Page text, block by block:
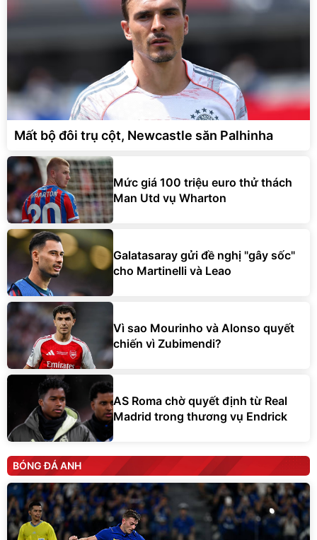
Mất bộ đôi trụ cột, Newcastle săn Palhinha
Mức giá 100 triệu euro thử thách
Man Utd vụ Wharton
Galatasaray gửi đề nghị "gây sốc"
cho Martinelli và Leao
Vì sao Mourinho và Alonso quyết
chiến vì Zubimendi?
AS Roma chờ quyết định từ Real
Madrid trong thương vụ Endrick
BÓNG ĐÁ ANH